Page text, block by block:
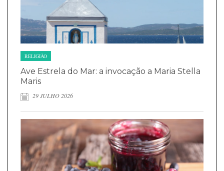
RELIGIÃO
Ave Estrela do Mar: a invocação a Maria Stella
Maris
29 JULHO 2026